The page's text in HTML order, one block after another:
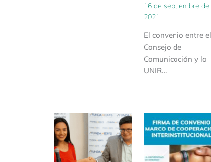
16 de septiembre de
2021
El convenio entre el
Consejo de
Comunicación y la
UNIR…